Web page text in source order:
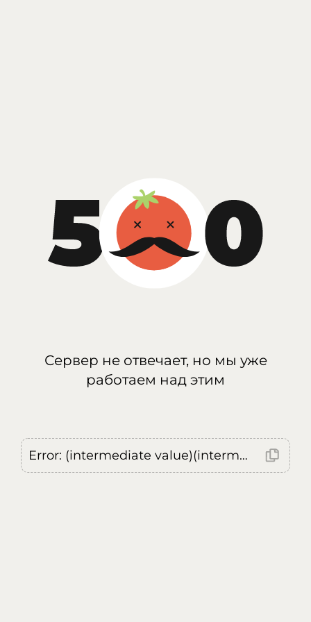
Сервер не отвечает, но мы уже
работаем над этим
Error: (intermediate value)(intermediate value)(intermediate value).replaceAll is not a function